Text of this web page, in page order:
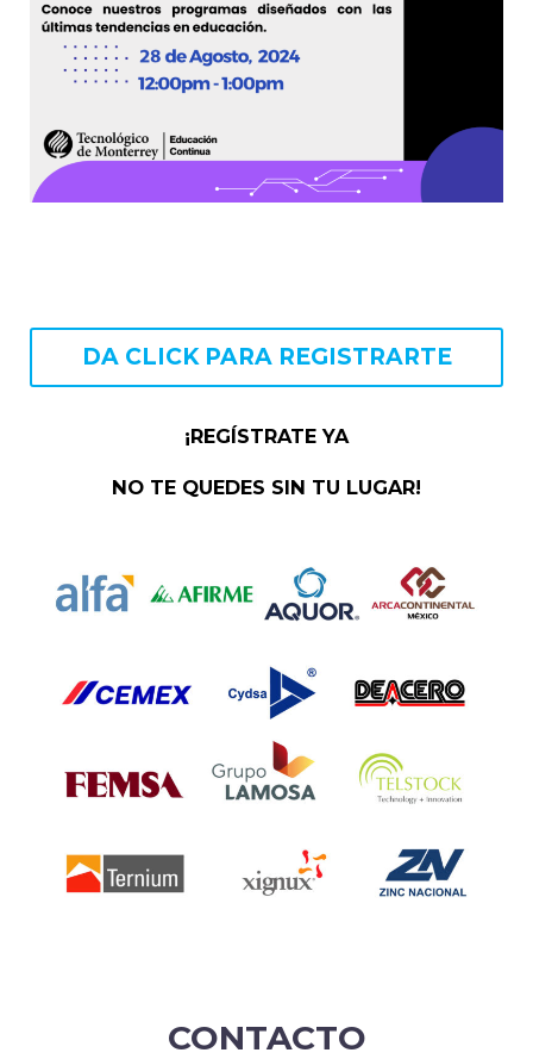
DA CLICK PARA REGISTRARTE
¡REGÍSTRATE YA
NO TE QUEDES SIN TU LUGAR!
CONTACTO